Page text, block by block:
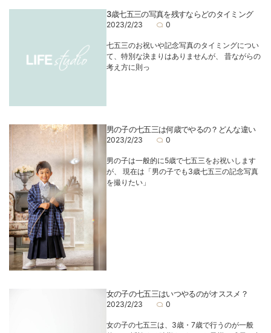
3歳七五三の写真を残すならどのタイミング
2023/2/23 0
七五三のお祝いや記念写真のタイミングについ
て、特別な決まりはありませんが、 昔ながらの
考え方に則っ
男の子の七五三は何歳でやるの？どんな違い
2023/2/23 0
男の子は一般的に5歳で七五三をお祝いします
が、 現在は「男の子でも3歳七五三の記念写真
を撮りたい」
女の子の七五三はいつやるのがオススメ？
2023/2/23 0
女の子の七五三は、3歳・7歳で行うのが一般